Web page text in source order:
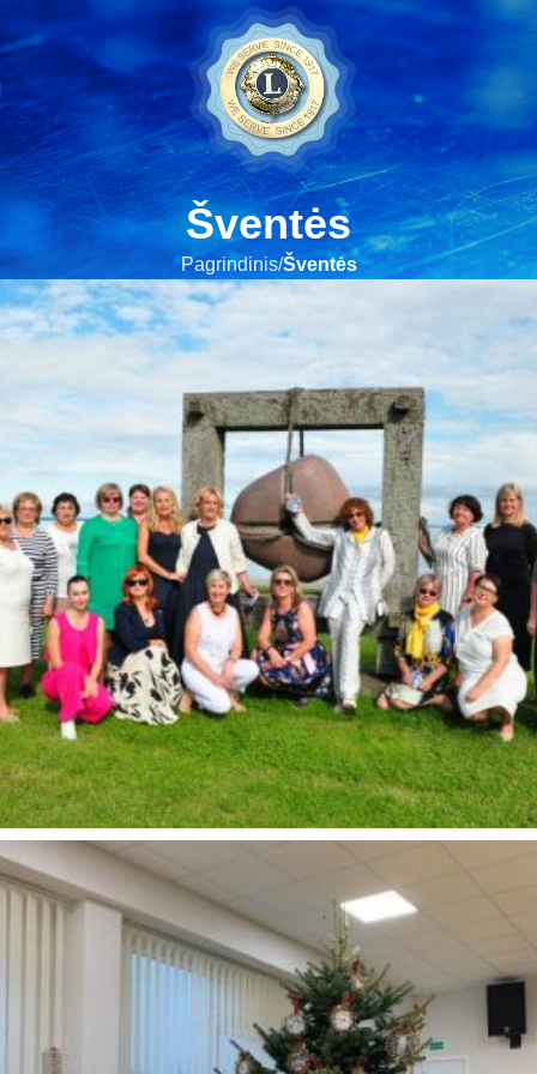
Šventės
Pagrindinis Šventės
Šventės
„Smiltei“ 15 metų